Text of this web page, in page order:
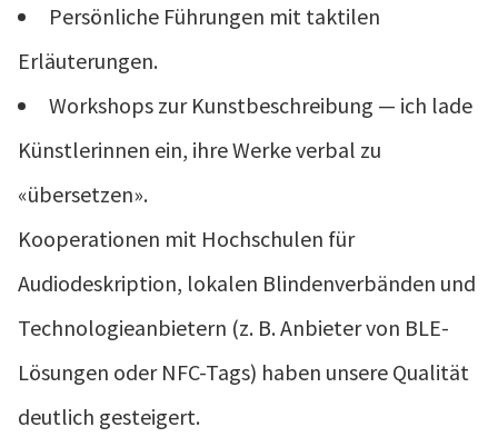
Persönliche Führungen mit taktilen
Erläuterungen.
Workshops zur Kunstbeschreibung — ich lade
Künstlerinnen ein, ihre Werke verbal zu
«übersetzen».
Kooperationen mit Hochschulen für
Audiodeskription, lokalen Blindenverbänden und
Technologieanbietern (z. B. Anbieter von BLE-
Lösungen oder NFC-Tags) haben unsere Qualität
deutlich gesteigert.